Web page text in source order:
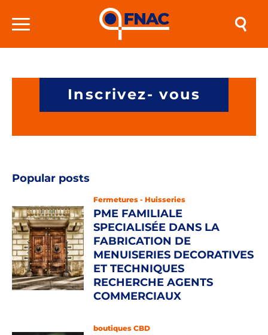
An error occurred
Envie de lire la suite ?
Les annonces de la FNAC sont
disponibles en intégralité après une
inscription au site.
Inscrivez- vous
Popular posts
Fermetures - Huisseries
PME FAMILIALE
SPECIALISÉE DANS LA
FABRICATION DE
MENUISERIES DECORATIVES
ET TECHNIQUES
RECHERCHE AGENTS
COMMERCIAUX
boutiques CBD